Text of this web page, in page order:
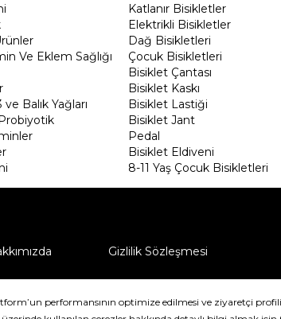
Ve Eklem Sağlığı
Balık Yağları
Katlanır Bisikletler
Elektrikli Bisikletler
Dağ Bisikletleri
Çocuk Bisikletleri
Bisiklet Çantası
Bisiklet Kaskı
Bisiklet Lastiği
Bisiklet Jant
Pedal
Bisiklet Eldiveni
8-11 Yaş Çocuk Bisikletleri
Gizlilik Sözleşmesi